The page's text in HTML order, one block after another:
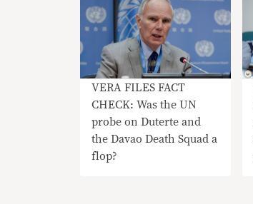
VERA FILES FACT
CHECK: Was the UN
probe on Duterte and
the Davao Death Squad a
flop?